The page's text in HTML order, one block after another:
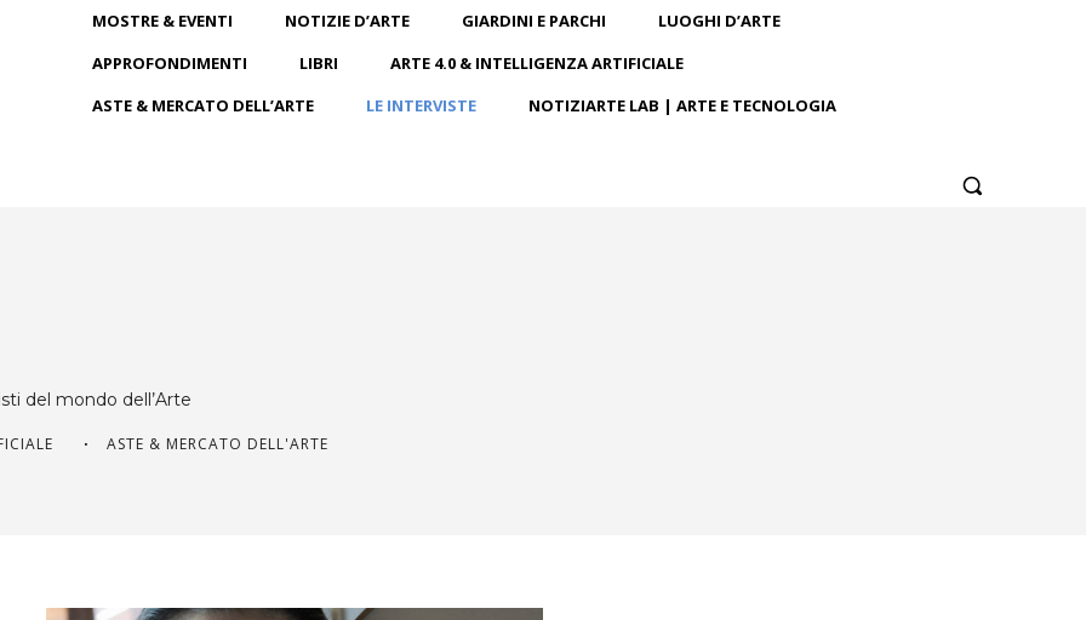
MOSTRE & EVENTI NOTIZIE D’ARTE GIARDINI E PARCHI
LUOGHI D’ARTE
APPROFONDIMENTI
LIBRI
ARTE 4.0 & INTELLIGENZA ARTIFICIALE
ASTE & MERCATO DELL’ARTE
LE INTERVISTE NOTIZIARTE LAB | ARTE E TECNOLOGIA
del mondo dell’Arte
ASTE & MERCATO DELL'ARTE